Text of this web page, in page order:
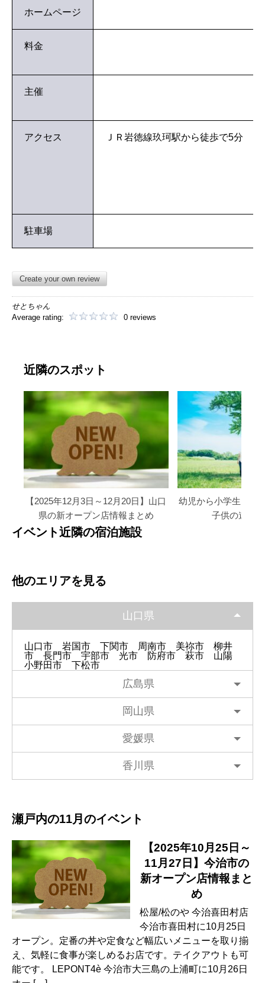
ホームページ
料金
主催
アクセス ＪＲ岩徳線玖珂駅から徒歩で5分
駐車場
Create your own review
せとちゃん
Average rating:
0 reviews
近隣のスポット
【2025年12月3日～12月20日】山口
県の新オープン店情報まとめ
幼児から小学生まで
子供の遊び
イベント近隣の宿泊施設
他のエリアを見る
山口県
山口市 岩国市 下関市 周南市 美祢市
柳井
市
長門市 宇部市 光市 防府市 萩市
山陽
小野田市
下松市
広島県
岡山県
愛媛県
香川県
瀬戸内の11月のイベント
【2025年10月25日～
11月27日】今治市の
新オープン店情報まと
め
松屋/松のや 今治喜田村店
今治市喜田村に10月25日
オープン。定番の丼や定食など幅広いメニューを取り揃
え、気軽に食事が楽しめるお店です。テイクアウトも可
能です。 LEPONT4è 今治市大三島の上浦町に10月26日